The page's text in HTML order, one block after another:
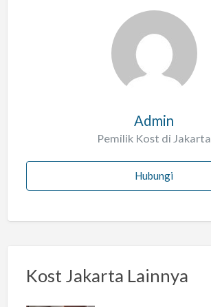
Admin
Pemilik Kost di Jakarta
Hubungi
Kost Jakarta Lainnya